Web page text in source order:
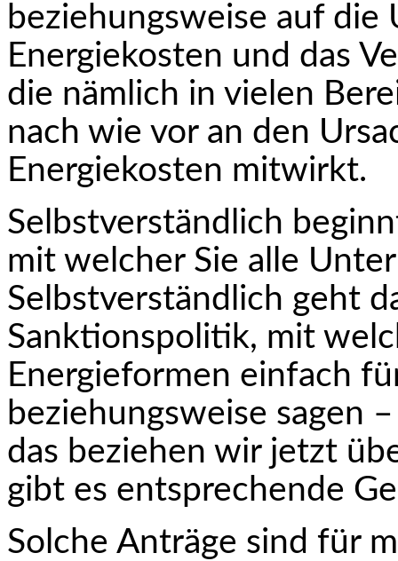
beziehungsweise auf
Energiekosten und das
die nämlich in vielen
nach wie vor an den
Energiekosten mitwirkt.
Selbstverständlich
mit welcher Sie alle
Selbstverständlich geht
Sanktionspolitik, mit
Energieformen einfach
beziehungsweise sagen
das beziehen wir jetzt
gibt es entsprechende
Solche Anträge sind für